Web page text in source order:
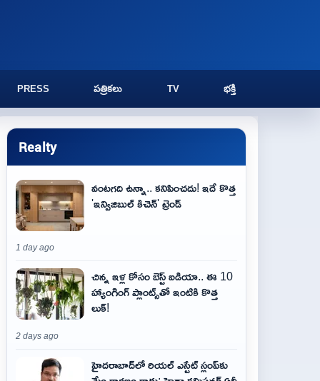
PRESS పత్రికలు TV భక్తి
Realty
వంటగది ఉన్నా.. కనిపించదు! ఇదే కొత్త
'ఇన్విజిబుల్ కిచెన్' ట్రెండ్
1 day ago
చిన్న ఇళ్ల కోసం బెస్ట్ ఐడియా.. ఈ 10
హ్యాంగింగ్ ప్లాంట్స్‌తో ఇంటికి కొత్త
లుక్!
2 days ago
హైదరాబాద్‌లో రియల్ ఎస్టేట్ స్లంప్‌కు